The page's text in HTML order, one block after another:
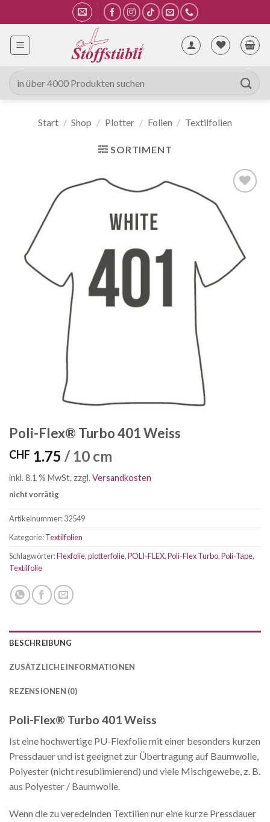
Inhalt
springen
Suche
nach:
Start / Shop / Plotter / Folien / Textilfolien
SORTIMENT
Auf die
Wunschliste
Poli-Flex® Turbo 401 Weiss
CHF 1.75 / 10 cm
inkl. 8.1 % MwSt. zzgl.Versandkosten
nicht vorrätig
Artikelnummer:32549
Kategorie:Textilfolien
Schlagwörter:Flexfolie,plotterfolie,POLI-FLEX,Poli-Flex Turbo,Poli-Tape,
Textilfolie
BESCHREIBUNG
ZUSÄTZLICHE INFORMATIONEN
REZENSIONEN (0)
Poli-Flex® Turbo 401 Weiss
Ist eine hochwertige PU-Flexfolie mit einer besonders kurzen
Pressdauer und ist geeignet zur Übertragung auf Baumwolle,
Polyester (nicht resublimierend) und viele Mischgewebe, z. B.
aus Polyester / Baumwolle.
Wenn die zu veredelnden Textilien nur eine kurze Pressdauer